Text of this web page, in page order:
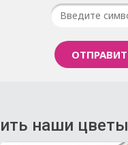
наши цветы